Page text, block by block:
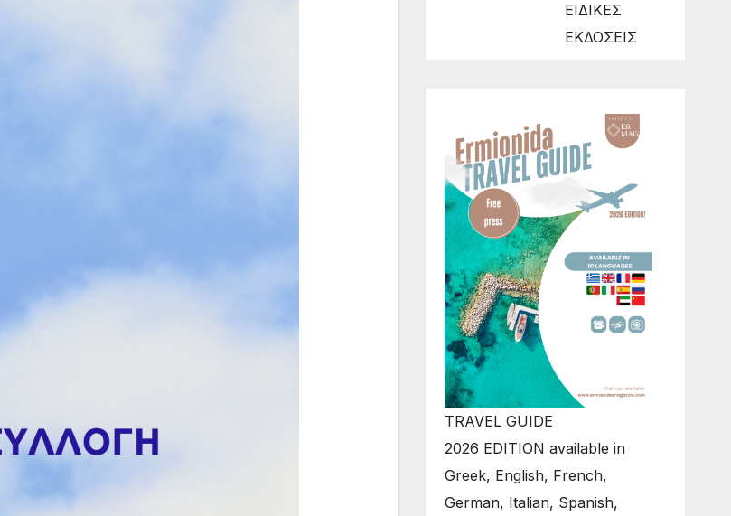
ΕΙΔΙΚΕΣ
ΕΚΔΟΣΕΙΣ
TRAVEL GUIDE
2026 EDITION available in
Greek, English, French,
German, Italian, Spanish,